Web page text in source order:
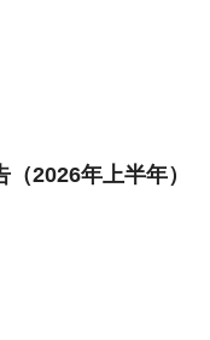
2026年上半年）